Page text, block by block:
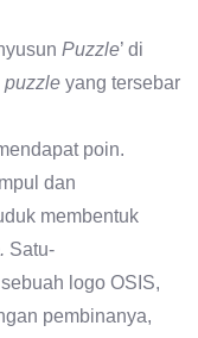
Puzzle’ di
puzzle yang tersebar
poin.
dan
membentuk
Satu-
logo OSIS,
pembinanya,